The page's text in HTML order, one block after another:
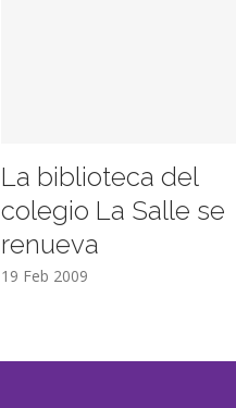
La biblioteca del
colegio La Salle se
renueva
19 Feb 2009